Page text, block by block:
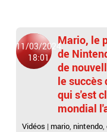
11/03/2024
18:01
Mario, le
de
de
le succès
qui s'est
mondial
Vidéos | mario, nintendo,